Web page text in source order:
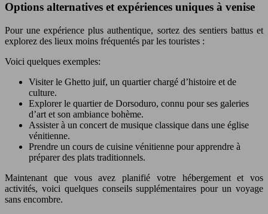
Options alternatives et expériences uniques à venise
Pour une expérience plus authentique, sortez des sentiers battus et
explorez des lieux moins fréquentés par les touristes :
Voici quelques exemples:
Visiter le Ghetto juif, un quartier chargé d’histoire et de
culture.
Explorer le quartier de Dorsoduro, connu pour ses galeries
d’art et son ambiance bohème.
Assister à un concert de musique classique dans une église
vénitienne.
Prendre un cours de cuisine vénitienne pour apprendre à
préparer des plats traditionnels.
Maintenant que vous avez planifié votre hébergement et vos
activités, voici quelques conseils supplémentaires pour un voyage
sans encombre.